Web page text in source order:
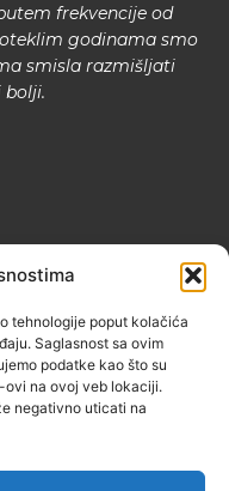
tehnologije poput kolačića
Saglasnost sa ovim
podatke kao što su
ovi na ovoj veb lokaciji.
negativno uticati na
frekvencije od
godinama smo
smisla razmišljati
bolji.
72000 ZENICA